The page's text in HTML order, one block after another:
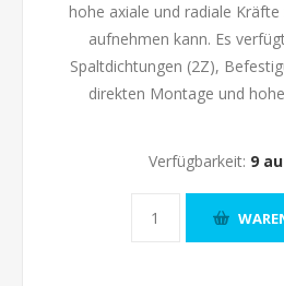
hohe axiale und radiale
aufnehmen kann. Es
Spaltdichtungen (2Z),
direkten Montage und
Verfügbarkeit: 9